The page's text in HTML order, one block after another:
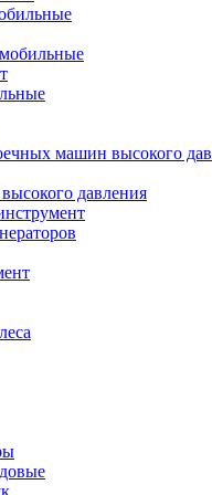
машин высокого
давления